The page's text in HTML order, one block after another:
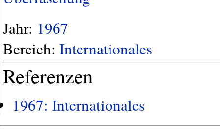
Jahr: 1967
Bereich: Internationales
Referenzen
1967: Internationales